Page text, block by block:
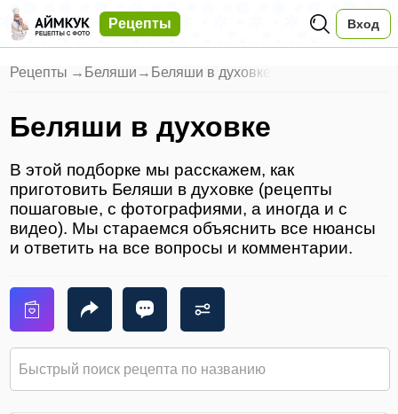
Рецепты Вход
Рецепты → Беляши → Беляши в духовке
Беляши в духовке
В этой подборке мы расскажем, как
приготовить Беляши в духовке (рецепты
пошаговые, с фотографиями, а иногда и с
видео). Мы стараемся объяснить все нюансы
и ответить на все вопросы и комментарии.